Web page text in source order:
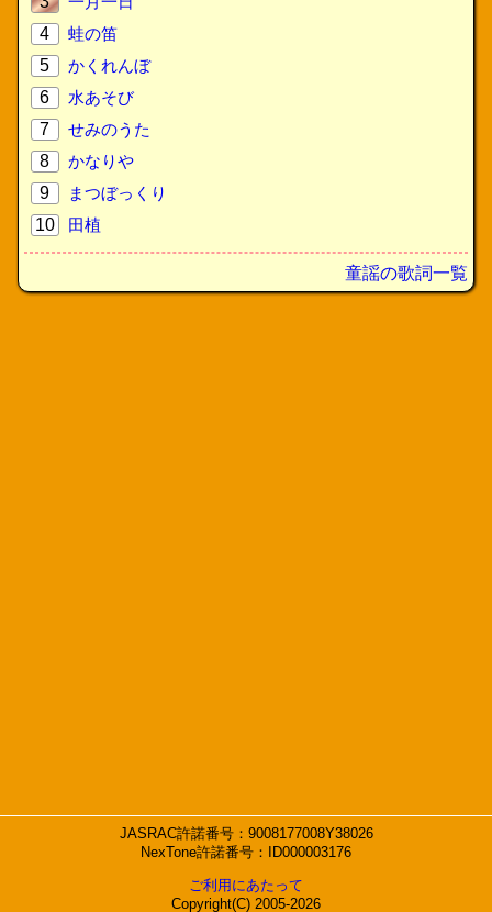
4
蛙の笛
5
かくれんぼ
6
水あそび
7
せみのうた
8
かなりや
9
まつぼっくり
10
田植
童謡の歌詞一覧
JASRAC許諾番号：9008177008Y38026
NexTone許諾番号：ID000003176
ご利用にあたって
Copyright(C) 2005-2026